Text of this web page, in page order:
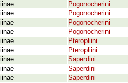
Pogonocherini
Pogonocherini
Pogonocherini
Pogonocherini
Pteropliini
Pteropliini
Saperdini
Saperdini
Saperdini